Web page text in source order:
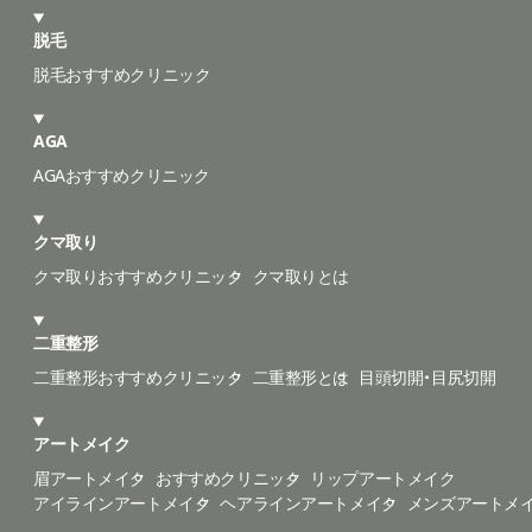
脱毛
脱毛おすすめクリニック
AGA
AGAおすすめクリニック
クマ取り
クマ取りおすすめクリニック クマ取りとは
二重整形
二重整形おすすめクリニック 二重整形とは 目頭切開・目尻切開
アートメイク
眉アートメイク おすすめクリニック
リップアートメイク
アイラインアートメイク ヘアラインアートメイク メンズアートメ